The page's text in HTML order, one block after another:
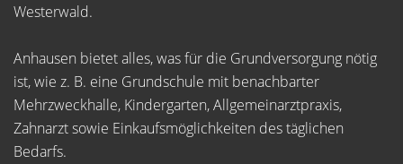
Westerwald.
Anhausen bietet alles, was für die Grundversorgung nötig
ist, wie z. B. eine Grundschule mit benachbarter
Mehrzweckhalle, Kindergarten, Allgemeinarztpraxis,
Zahnarzt sowie Einkaufsmöglichkeiten des täglichen
Bedarfs.